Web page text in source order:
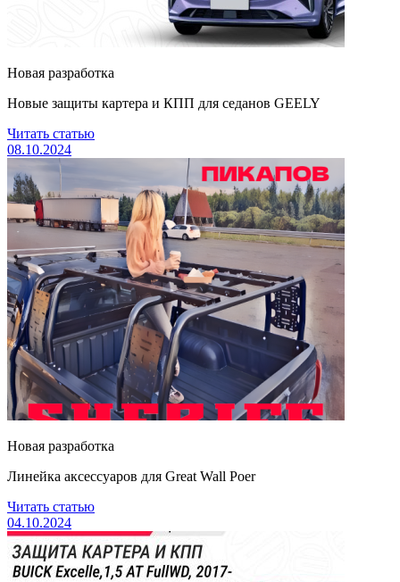
Новая разработка
Новые защиты картера и КПП для седанов GEELY
Читать статью
08.10.2024
Новая разработка
Линейка аксессуаров для Great Wall Poer
Читать статью
04.10.2024